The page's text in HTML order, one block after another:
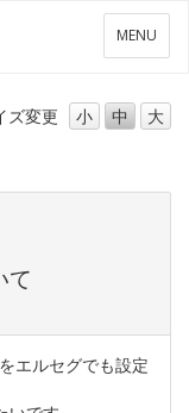
メ
ニ
ー
MENU
ズ変更 小 中 大
て
エルセグでも設定